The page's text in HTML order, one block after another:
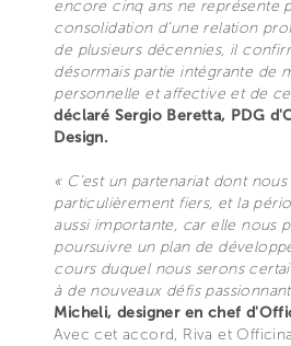
encore cinq ans ne représente
consolidation d’une relation
de plusieurs décennies, il
désormais partie intégrante de
personnelle et affective et de
déclaré Sergio Beretta, PDG
Design.
« C’est un partenariat dont
particulièrement fiers, et la
aussi importante, car elle nous
poursuivre un plan de
cours duquel nous serons
à de nouveaux défis
Micheli, designer en chef
Avec cet accord, Riva et